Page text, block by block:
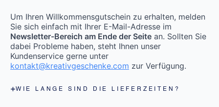
Um Ihren Willkommensgutschein zu erhalten, melden
Sie sich einfach mit Ihrer E-Mail-Adresse im
Newsletter-Bereich am Ende der Seite an. Sollten Sie
dabei Probleme haben, steht Ihnen unser
Kundenservice gerne unter
kontakt@kreativgeschenke.com zur Verfügung.
WIE LANGE SIND DIE LIEFERZEITEN?